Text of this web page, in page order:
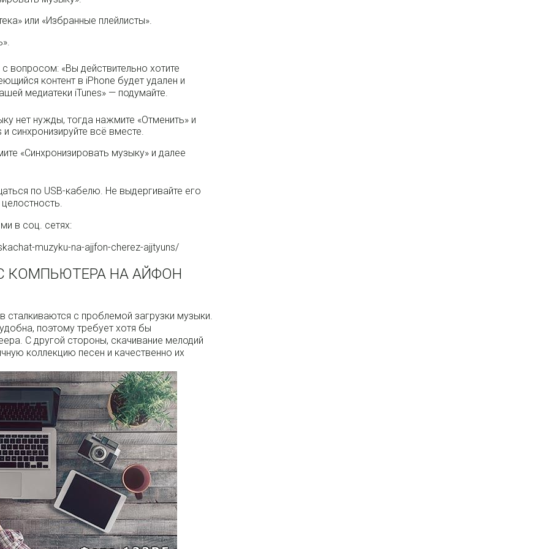
или «Избранные плейлисты».
вопросом: «Вы действительно хотите
контент в iPhone будет удален и
медиатеки iTunes» — подумайте.
нет нужды, тогда нажмите «Отменить» и
синхронизируйте всё вместе.
«Синхронизировать музыку» и далее
по USB-кабелю. Не выдергивайте его
в соц. сетях:
muzyku-na-ajjfon-cherez-ajjtyuns/
КОМПЬЮТЕРА НА АЙФОН
с проблемой загрузки музыки.
поэтому требует хотя бы
С другой стороны, скачивание мелодий
коллекцию песен и качественно их